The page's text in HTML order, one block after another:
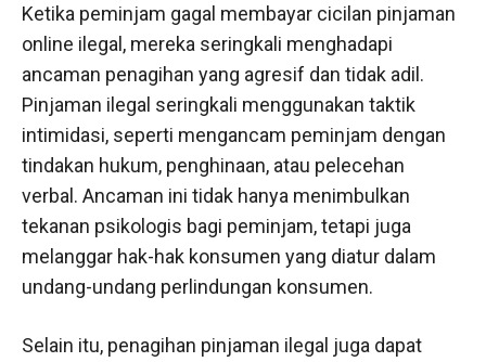
Ketika peminjam gagal membayar cicilan pinjaman
online ilegal, mereka seringkali menghadapi
ancaman penagihan yang agresif dan tidak adil.
Pinjaman ilegal seringkali menggunakan taktik
intimidasi, seperti mengancam peminjam dengan
tindakan hukum, penghinaan, atau pelecehan
verbal. Ancaman ini tidak hanya menimbulkan
tekanan psikologis bagi peminjam, tetapi juga
melanggar hak-hak konsumen yang diatur dalam
undang-undang perlindungan konsumen.
Selain itu, penagihan pinjaman ilegal juga dapat